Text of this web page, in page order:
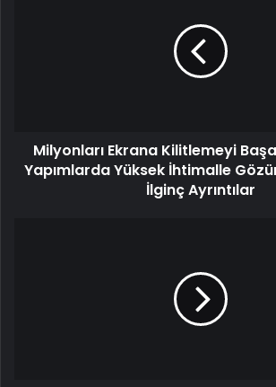
Milyonları Ekrana Kilitlemeyi
Yapımlarda Yüksek İhtimalle
İlginç Ayrıntılar